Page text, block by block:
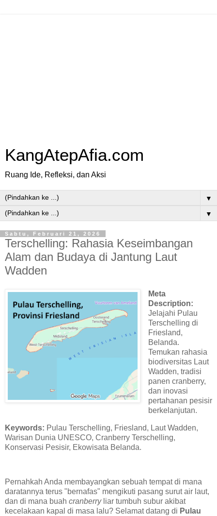
KangAtepAfia.com
Ruang Ide, Refleksi, dan Aksi
▼
▼
Sabtu, Februari 21, 2026
Terschelling: Rahasia Keseimbangan
Alam dan Budaya di Jantung Laut
Wadden
Meta
Description:
Jelajahi Pulau
Terschelling di
Friesland,
Belanda.
Temukan rahasia
biodiversitas Laut
Wadden, tradisi
panen cranberry,
dan inovasi
pertahanan pesisir
berkelanjutan.
Keywords: Pulau Terschelling, Friesland, Laut Wadden,
Warisan Dunia UNESCO, Cranberry Terschelling,
Konservasi Pesisir, Ekowisata Belanda.
Pernahkah Anda membayangkan sebuah tempat di mana
daratannya terus "bernafas" mengikuti pasang surut air laut,
dan di mana buah cranberryliar tumbuh subur akibat
kecelakaan kapal di masa lalu? Selamat datang di Pulau